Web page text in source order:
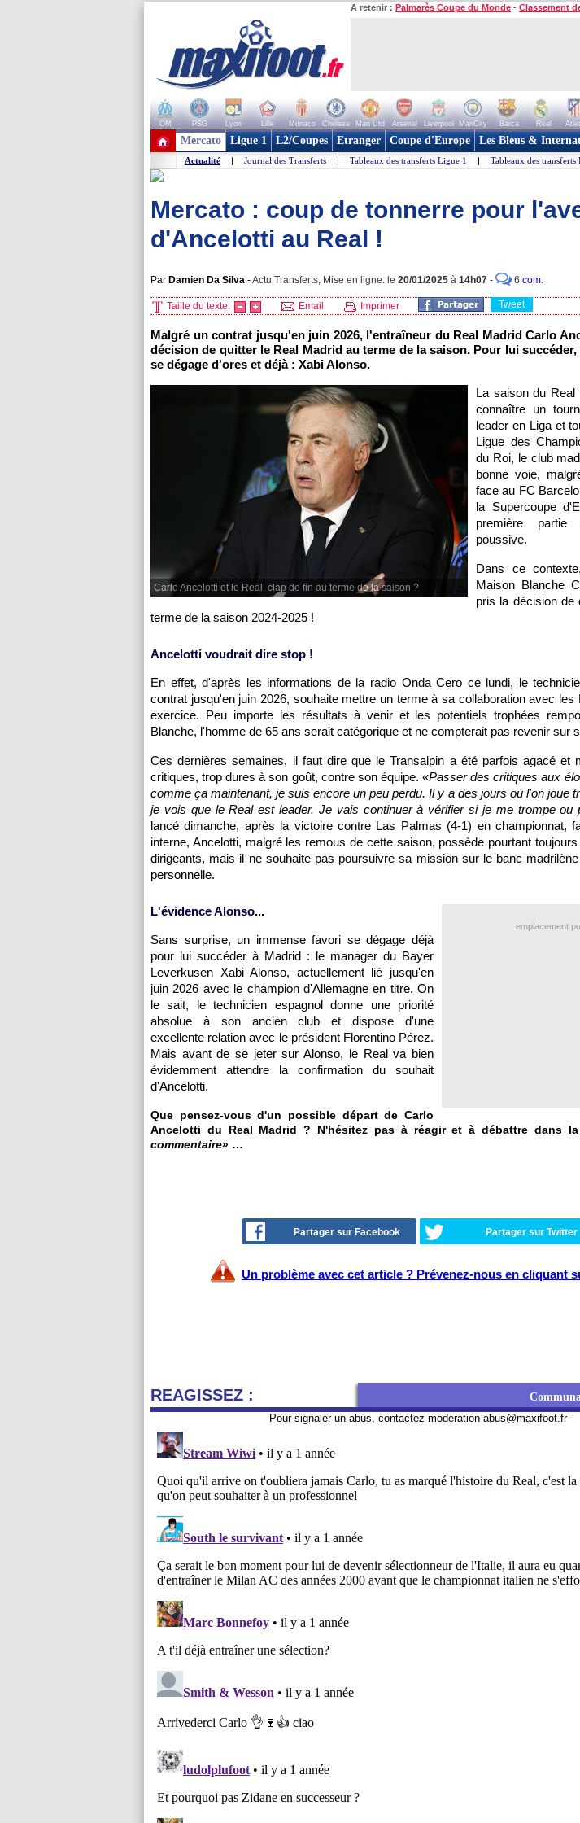
A retenir : Palmarès Coupe du Monde - Classement
OM PSG Lyon Lille Monaco Chelsea Man Utd Arsenal Liverpool ManCity Barca Real
+ de clubs
Mercato Ligue 1 L2/Coupes Etranger Coupe d'Europe Les Bleus &
Actualité | Journal des Transferts | Tableaux des transferts Ligue 1 | Tableaux des transferts
Mercato : coup de tonnerre pour
d'Ancelotti au Real !
Par Damien Da Silva -Actu Transferts, Mise en ligne: le 20/01/2025 à 14h07 - 6 com.
Taille du texte: Email Imprimer Tweet
Malgré un contrat jusqu'en juin 2026, l'entraîneur du Real Madrid Carlo
décision de quitter le Real Madrid au terme de la saison. Pour lui
se dégage d'ores et déjà : Xabi Alonso.
Carlo Ancelotti et le Real, clap de fin au terme de la saison ?
La saison du Real
connaître un
leader en Liga et
Ligue des
du Roi, le club
bonne voie,
face au FC
la Supercoupe
première partie
poussive.
Dans ce
Maison Blanche
pris la décision de
terme de la saison 2024-2025 !
Ancelotti voudrait dire stop !
En effet, d'après les informations de la radio Onda Cero ce lundi, le
contrat jusqu'en juin 2026, souhaite mettre un terme à sa collaboration avec les
exercice. Peu importe les résultats à venir et les potentiels trophées
Blanche, l'homme de 65 ans serait catégorique et ne compterait pas revenir sur
Ces dernières semaines, il faut dire que le Transalpin a été parfois agacé et
critiques, trop dures à son goût, contre son équipe. «Passer des critiques aux
comme ça maintenant, je suis encore un peu perdu. Il y a des jours où l'on joue
je vois que le Real est leader. Je vais continuer à vérifier si je me trompe ou
lancé dimanche, après la victoire contre Las Palmas (4-1) en championnat,
interne, Ancelotti, malgré les remous de cette saison, possède pourtant
dirigeants, mais il ne souhaite pas poursuivre sa mission sur le banc
personnelle.
emplacement
L'évidence Alonso...
Sans surprise, un immense favori se dégage déjà
pour lui succéder à Madrid : le manager du Bayer
Leverkusen Xabi Alonso, actuellement lié jusqu'en
juin 2026 avec le champion d'Allemagne en titre. On
le sait, le technicien espagnol donne une priorité
absolue à son ancien club et dispose d'une
excellente relation avec le président Florentino Pérez.
Mais avant de se jeter sur Alonso, le Real va bien
évidemment attendre la confirmation du souhait
d'Ancelotti.
Que pensez-vous d'un possible départ de Carlo
Ancelotti du Real Madrid ? N'hésitez pas à réagir et à débattre dans
commentaire» …
Partager sur Facebook Partager sur Twitter
Un problème avec cet article ? Prévenez-nous en cliquant
REAGISSEZ :
Pour signaler un abus, contactez moderation-abus@maxifoot.fr